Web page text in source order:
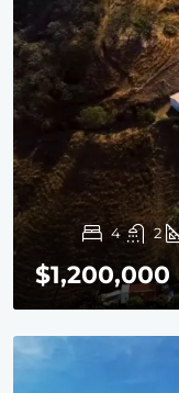
4 2
$1,200,000